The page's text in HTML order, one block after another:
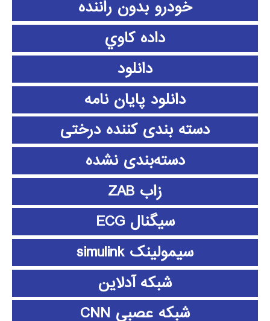
خودرو بدون راننده
داده كاوي
دانلود
دانلود پايان نامه
دسته بندی کننده درختی
دسته‌بندی نشده
زاب ZAB
سیگنال ECG
سیمولینک simulink
شبکه آدلاین
شبکه عصبی CNN